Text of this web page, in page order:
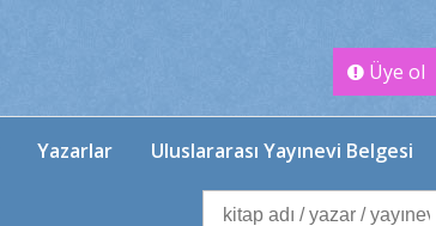
Üye ol
Yazarlar Uluslararası Yayınevi Belgesi